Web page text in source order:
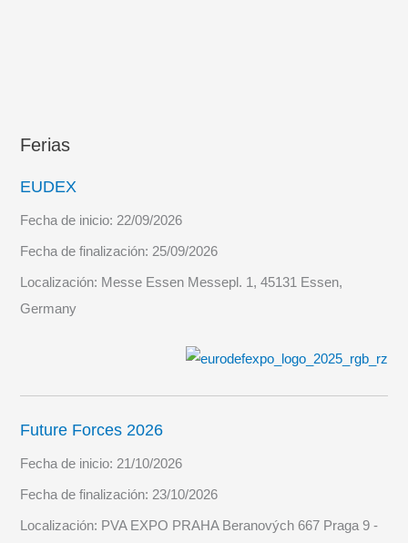
Ferias
EUDEX
Fecha de inicio: 22/09/2026
Fecha de finalización: 25/09/2026
Localización: Messe Essen Messepl. 1, 45131 Essen,
Germany
Future Forces 2026
Fecha de inicio: 21/10/2026
Fecha de finalización: 23/10/2026
Localización: PVA EXPO PRAHA Beranových 667 Praga 9 -